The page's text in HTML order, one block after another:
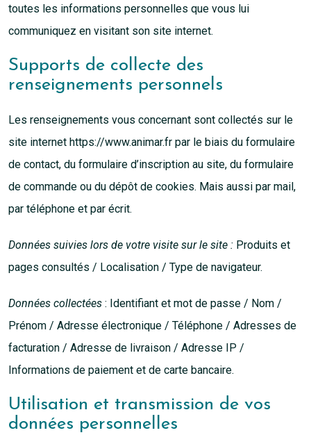
toutes les informations personnelles que vous lui
communiquez en visitant son site internet.
Supports de collecte des
renseignements personnels
Les renseignements vous concernant sont collectés sur le
site internet https://www.animar.fr par le biais du formulaire
de contact, du formulaire d’inscription au site, du formulaire
de commande ou du dépôt de cookies. Mais aussi par mail,
par téléphone et par écrit.
Données suivies lors de votre visite sur le site : Produits et
pages consultés / Localisation / Type de navigateur.
Données collectées : Identifiant et mot de passe / Nom /
Prénom / Adresse électronique / Téléphone / Adresses de
facturation / Adresse de livraison / Adresse IP /
Informations de paiement et de carte bancaire.
Utilisation et transmission de vos
données personnelles